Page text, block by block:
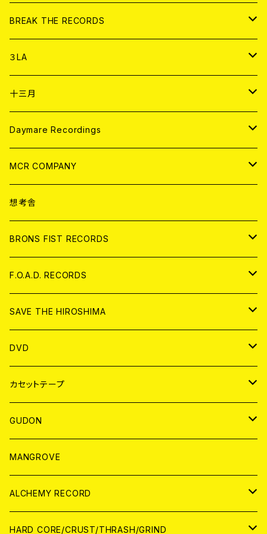
書籍
DIGITAL CONTENTS
アナログ
CD
アナログ
BREAK THE RECORDS
CD
ANALOG
アパレル
３LA
CD
ANALOG
十三月
CD
ANALOG
Daymare Recordings
CD
ANALOG
MCR COMPANY
CD
アパレル
ANALOG
想考舎
BRONS FIST RECORDS
CD
ANALOG
F.O.A.D. RECORDS
CD
ANALOG
SAVE THE HIROSHIMA
アパレル
BADGE
DVD
JAPAN
WORLD
カセットテープ
JAPAN
WORLD
GUDON
アパレル
PATCH
アナログ
MANGROVE
ALCHEMY RECORD
CD
HARD CORE/CRUST/THRASH/GRIND